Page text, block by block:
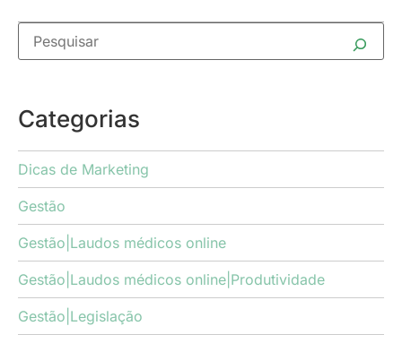
Categorias
Dicas de Marketing
Gestão
Gestão|Laudos médicos online
Gestão|Laudos médicos online|Produtividade
Gestão|Legislação